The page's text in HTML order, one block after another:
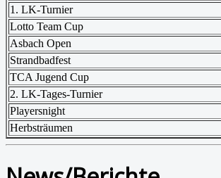
1. LK-Turnier
Lotto Team Cup
Asbach Open
Strandbadfest
TCA Jugend Cup
2. LK-Tages-Turnier
Playersnight
Herbsträumen